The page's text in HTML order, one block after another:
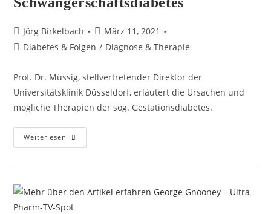
Jörg Birkelbach
März 11, 2021
Diabetes & Folgen / Diagnose & Therapie
Prof. Dr. Müssig, stellvertretender Direktor der
Universitätsklinik Düsseldorf, erläutert die Ursachen und
mögliche Therapien der sog. Gestationsdiabetes.
Weiterlesen